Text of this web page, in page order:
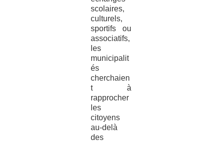
scolaires,
culturels,
sportifs ou
associatifs,
les
municipalit
és
cherchaien
t à
rapprocher
les
citoyens
au-delà
des